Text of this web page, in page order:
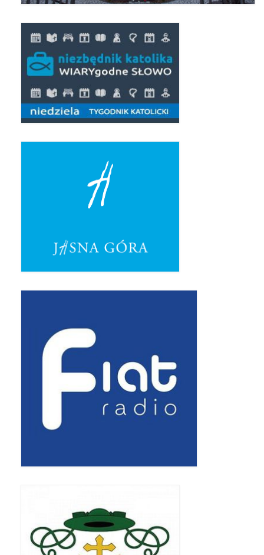
Galerie 2019
Triduum St. Kostka 2019
Posługa Siostry Elekty
Uroczystość Św. Jakuba Ap 2019
Boże Ciało – 20 czerwca 2019
Imieniny Ks Kanonika
Wigilia Paschalna 2019
Wielki Czwartek 2019
Droga Krzyżowa w parafii św. Jakuba
Narodowy Dzień Pamięci “Żołnierzy
Wyklętych” 2019
Pielęgnacja drzew
Nasza parafia z lotu ptaka
Stare fotografie
Pasterka 2018
100 lecie Niepodległości
Bal Wszystkich Świętych 2018